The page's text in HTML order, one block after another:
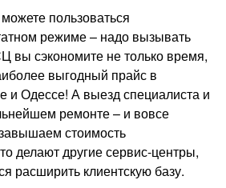
пользоваться
режиме – надо вызывать
вы сэкономите не только время,
выгодный прайс в
и Одессе! А выезд специалиста и
ремонте – и вовсе
стоимость
делают другие сервис-центры,
расширить клиентскую базу.